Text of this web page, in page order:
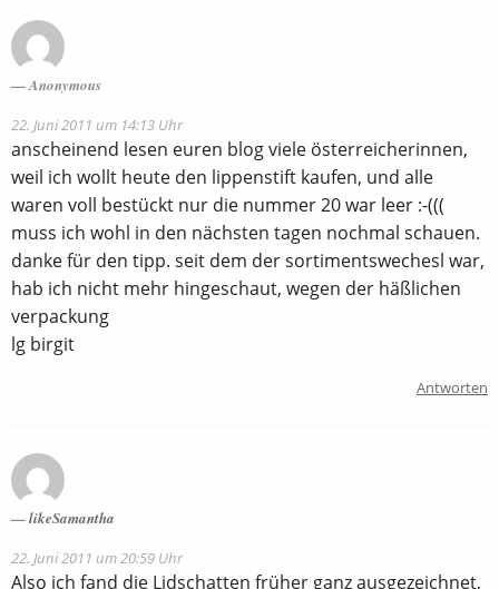
Anonymous
22. Juni 2011 um 14:13 Uhr
anscheinend lesen euren blog viele österreicherinnen,
weil ich wollt heute den lippenstift kaufen, und alle
waren voll bestückt nur die nummer 20 war leer :-(((
muss ich wohl in den nächsten tagen nochmal schauen.
danke für den tipp. seit dem der sortimentswechesl war,
hab ich nicht mehr hingeschaut, wegen der häßlichen
verpackung
lg birgit
Antworten
likeSamantha
22. Juni 2011 um 20:59 Uhr
Also ich fand die Lidschatten früher ganz ausgezeichnet,